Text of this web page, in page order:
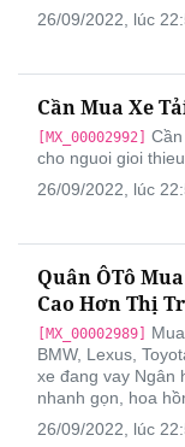
26/09/2022, lúc
Cần Mua Xe
[MX_00002992]
cho nguoi gioi thieu.
26/09/2022, lúc
Quân ÔTô
Cao Hơn Thị
[MX_00002989]
BMW, Lexus,
xe đang vay Ngân
nhanh gọn, hoa
26/09/2022, lúc